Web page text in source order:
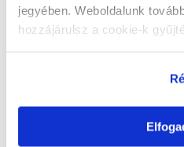
jegyében. Weboldalunk
hozzájárulsz a cookie-k
törvények).
email címen keresztül.
törlését az adatbázisból,
személyes adatai kezeléséről.